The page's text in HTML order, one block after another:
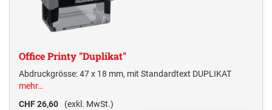
Office Printy "Duplikat"
Abdruckgrösse: 47 x 18 mm, mit Standardtext DUPLIKAT
mehr…
CHF 26,60
(exkl. MwSt.)